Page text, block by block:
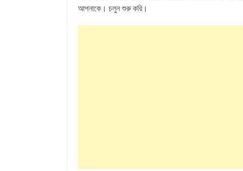
আপনাকে। চলুন শুরু করি।